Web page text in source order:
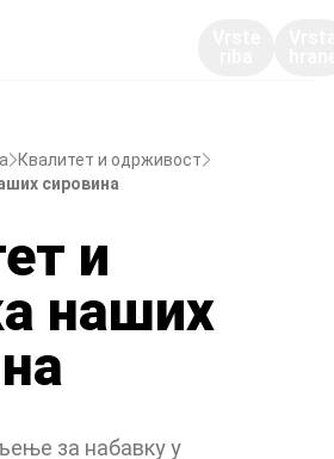
Квалитет и одрживост
сировина
и
наших
за набавку у